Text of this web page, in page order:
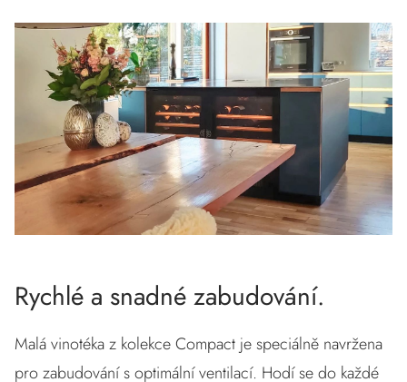
Rychlé a snadné zabudování.
Malá vinotéka z kolekce Compact je speciálně navržena
pro zabudování s optimální ventilací. Hodí se do každé